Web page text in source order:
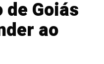
de Goiás
ao